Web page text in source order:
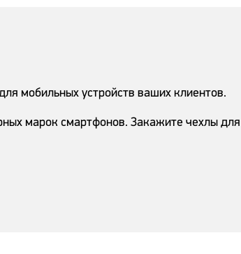
мобильных устройств ваших клиентов.
марок смартфонов. Закажите чехлы